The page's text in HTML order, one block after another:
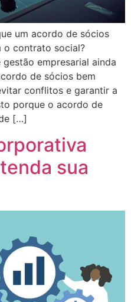
um acordo de sócios
o contrato social?
empresarial ainda
de sócios bem
conflitos e garantir a
porque o acordo de
[…]
sua